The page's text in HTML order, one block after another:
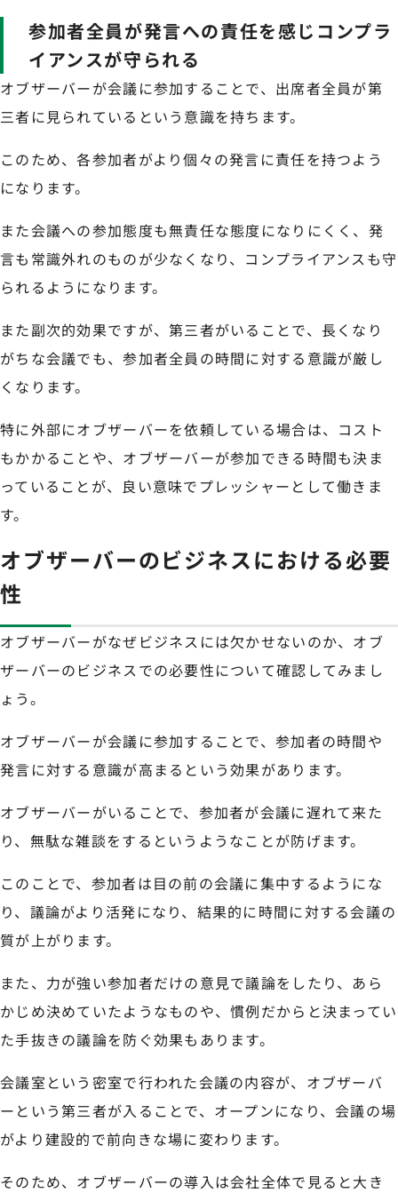
参加者全員が発言への責任を感じコンプラ
イアンスが守られる
オブザーバーが会議に参加することで、出席者全員が第
三者に見られているという意識を持ちます。
このため、各参加者がより個々の発言に責任を持つよう
になります。
また会議への参加態度も無責任な態度になりにくく、発
言も常識外れのものが少なくなり、コンプライアンスも守
られるようになります。
また副次的効果ですが、第三者がいることで、長くなり
がちな会議でも、参加者全員の時間に対する意識が厳し
くなります。
特に外部にオブザーバーを依頼している場合は、コスト
もかかることや、オブザーバーが参加できる時間も決ま
っていることが、良い意味でプレッシャーとして働きま
す。
オブザーバーのビジネスにおける必要
性
オブザーバーがなぜビジネスには欠かせないのか、オブ
ザーバーのビジネスでの必要性について確認してみまし
ょう。
オブザーバーが会議に参加することで、参加者の時間や
発言に対する意識が高まるという効果があります。
オブザーバーがいることで、参加者が会議に遅れて来た
り、無駄な雑談をするというようなことが防げます。
このことで、参加者は目の前の会議に集中するようにな
り、議論がより活発になり、結果的に時間に対する会議の
質が上がります。
また、力が強い参加者だけの意見で議論をしたり、あら
かじめ決めていたようなものや、慣例だからと決まってい
た手抜きの議論を防ぐ効果もあります。
会議室という密室で行われた会議の内容が、オブザーバ
ーという第三者が入ることで、オープンになり、会議の場
がより建設的で前向きな場に変わります。
そのため、オブザーバーの導入は会社全体で見ると大き